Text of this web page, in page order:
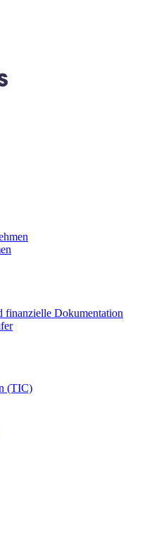
finanzielle Dokumentation
(TIC)